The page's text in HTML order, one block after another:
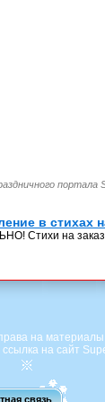
портала
в стихах
Стихи на
на
на сайт
связь